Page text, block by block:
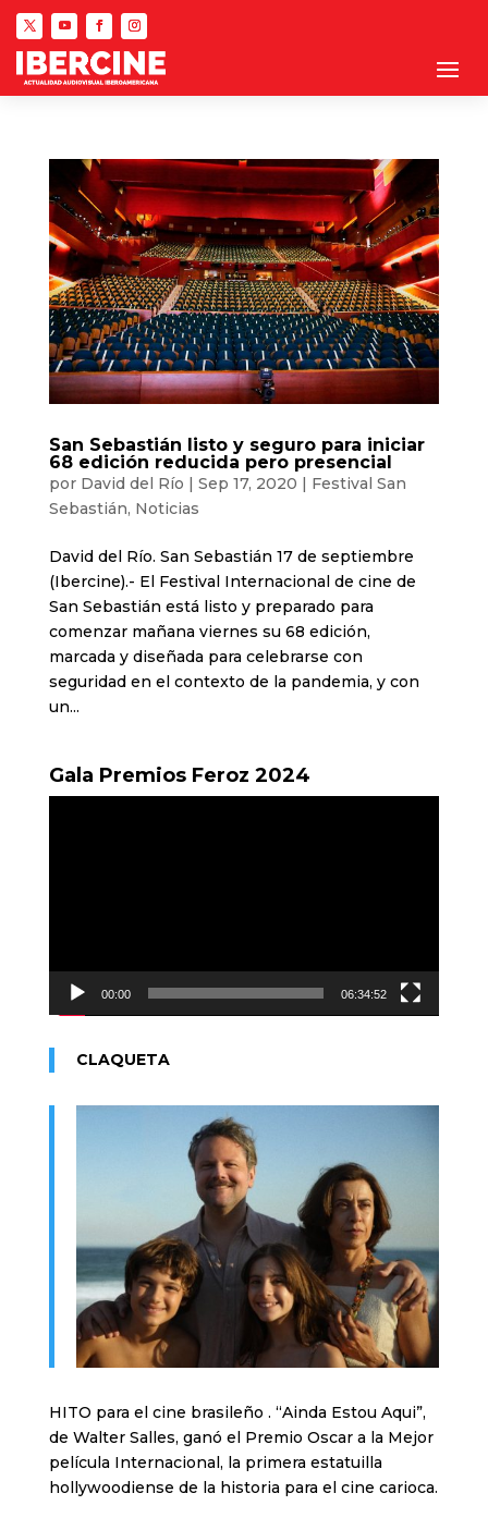
San Sebastián listo y seguro para iniciar
68 edición reducida pero presencial
por David del Río | Sep 17, 2020 | Festival San
Sebastián, Noticias
David del Río. San Sebastián 17 de septiembre
(Ibercine).- El Festival Internacional de cine de
San Sebastián está listo y preparado para
comenzar mañana viernes su 68 edición,
marcada y diseñada para celebrarse con
seguridad en el contexto de la pandemia, y con
un...
Gala Premios Feroz 2024
00:00 06:34:52
CLAQUETA
HITO para el cine brasileño . “Ainda Estou Aqui”,
de Walter Salles, ganó el Premio Oscar a la Mejor
película Internacional, la primera estatuilla
hollywoodiense de la historia para el cine carioca.